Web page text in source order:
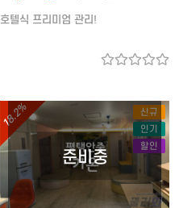
호텔식 프리미엄 관리!
신규
인기
할인
18.2%